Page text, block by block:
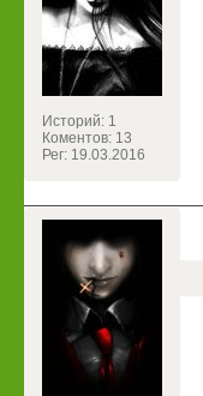
Историй: 1
Коментов: 13
Рег: 19.03.2016